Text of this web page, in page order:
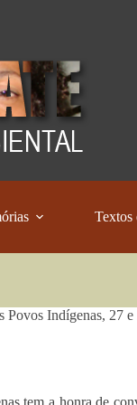
Textos
Povos Indígenas, 27
tem a honra de